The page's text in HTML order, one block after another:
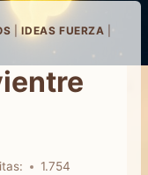
|IDEAS FUERZA
1.754